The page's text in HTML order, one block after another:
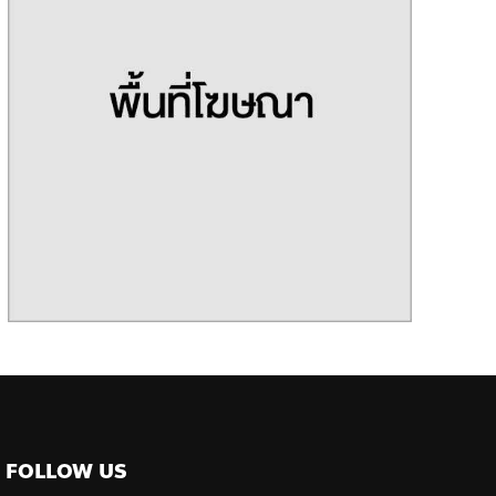
FOLLOW US